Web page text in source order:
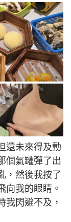
還未來得及動
個氣罐彈了出
，然後我按了
向我的眼睛。
我閃避不及，